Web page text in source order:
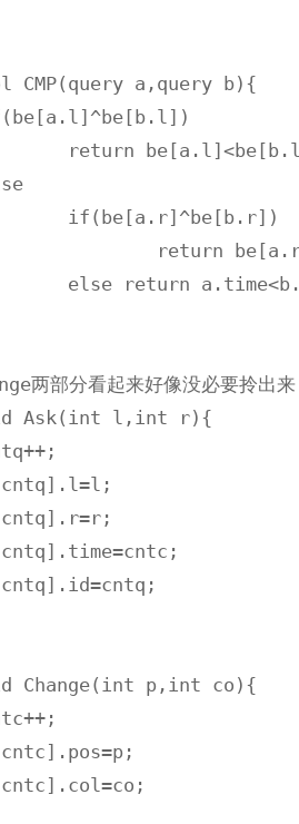
CMP(query a,query b){
两部分看起来好像没必要拎出
Ask(int l,int r){
Change(int p,int co){